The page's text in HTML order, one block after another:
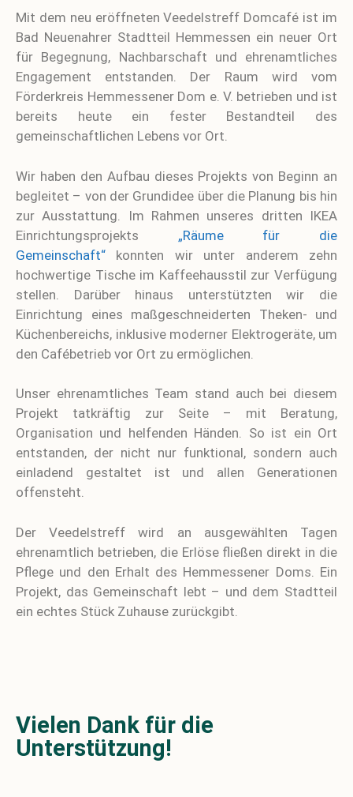
Mit dem neu eröffneten Veedelstreff Domcafé ist im
Bad Neuenahrer Stadtteil Hemmessen ein neuer Ort
für Begegnung, Nachbarschaft und ehrenamtliches
Engagement entstanden. Der Raum wird vom
Förderkreis Hemmessener Dom e. V. betrieben und ist
bereits heute ein fester Bestandteil des
gemeinschaftlichen Lebens vor Ort.
Wir haben den Aufbau dieses Projekts von Beginn an
begleitet – von der Grundidee über die Planung bis hin
zur Ausstattung. Im Rahmen unseres dritten IKEA
Einrichtungsprojekts „Räume für die
Gemeinschaft“ konnten wir unter anderem zehn
hochwertige Tische im Kaffeehausstil zur Verfügung
stellen. Darüber hinaus unterstützten wir die
Einrichtung eines maßgeschneiderten Theken- und
Küchenbereichs, inklusive moderner Elektrogeräte, um
den Cafébetrieb vor Ort zu ermöglichen.
Unser ehrenamtliches Team stand auch bei diesem
Projekt tatkräftig zur Seite – mit Beratung,
Organisation und helfenden Händen. So ist ein Ort
entstanden, der nicht nur funktional, sondern auch
einladend gestaltet ist und allen Generationen
offensteht.
Der Veedelstreff wird an ausgewählten Tagen
ehrenamtlich betrieben, die Erlöse fließen direkt in die
Pflege und den Erhalt des Hemmessener Doms. Ein
Projekt, das Gemeinschaft lebt – und dem Stadtteil
ein echtes Stück Zuhause zurückgibt.
Vielen Dank für die
Unterstützung!